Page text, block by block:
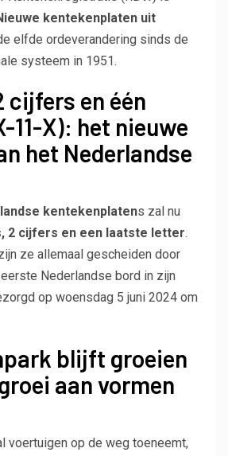
kentekenplaten uit
elfde ordeverandering sinds de
systeem in 1951.
cijfers en één
11-X): het nieuwe
het Nederlandse
kentekenplatens zal nu
2 cijfers en een laatste letter.
ze allemaal gescheiden door
Nederlandse bord in zijn
op woensdag 5 juni 2024 om
blijft groeien
aan vormen
voertuigen op de weg toeneemt,